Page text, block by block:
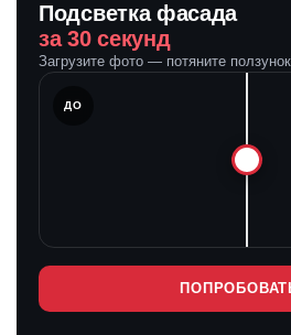
Подсветка фасада
за 30 секунд
Загрузите фото — потяните
ДО